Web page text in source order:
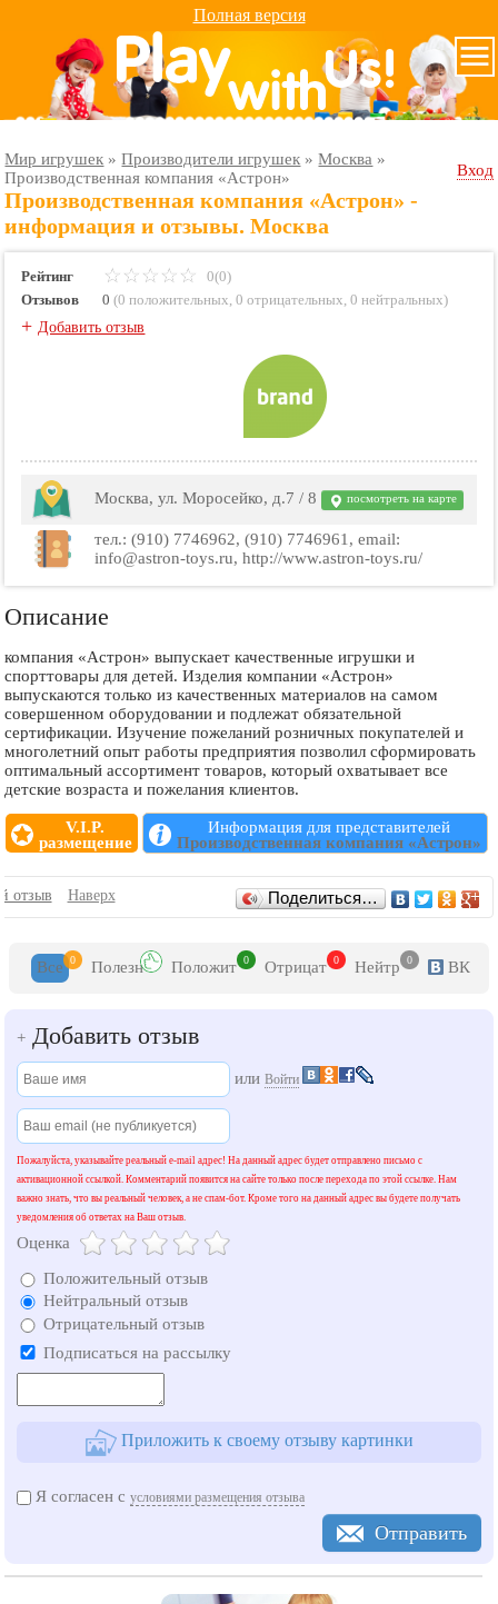
Полная версия
Мир игрушек »Производители игрушек »Москва »
Производственная компания «Астрон»
Вход
Производственная компания «Астрон» -
информация и отзывы. Москва
Рейтинг
0(0)
Отзывов
0 (0 положительных,0 отрицательных,0 нейтральных)
+Добавить отзыв
Москва, ул. Моросейко, д.7 / 8 посмотреть на карте
тел.: (910) 7746962, (910) 7746961, email:
info@astron-toys.ru, http://www.astron-toys.ru/
Описание
компания «Астрон» выпускает качественные игрушки и
спорттовары для детей. Изделия компании «Астрон»
выпускаются только из качественных материалов на самом
совершенном оборудовании и подлежат обязательной
сертификации. Изучение пожеланий розничных покупателей и
многолетний опыт работы предприятия позволил сформировать
оптимальный ассортимент товаров, который охватывает все
детские возраста и пожелания клиентов.
V.I.P.
размещение
Информация для представителей
Производственная компания «Астрон»
Отзывы
отзыв Наверх Поделиться…
Все 0 Полезн Положит 0 Отрицат 0 Нейтр 0 ВК
+ Добавить отзыв
илиВойти
Пожалуйста, указывайте реальный e-mail адрес! На данный адрес будет отправлено письмо с
активационной ссылкой. Комментарий появится на сайте только после перехода по этой ссылке. Нам
важно знать, что вы реальный человек, а не спам-бот. Кроме того на данный адрес вы будете получать
уведомления об ответах на Ваш отзыв.
Оценка
Положительный отзыв
Нейтральный отзыв
Отрицательный отзыв
Подписаться на рассылку
Приложить к своему отзыву картинки
Я согласен сусловиями размещения отзыва
Отправить